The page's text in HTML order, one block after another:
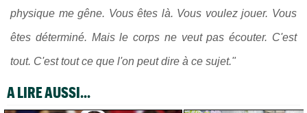
physique me gêne. Vous êtes là. Vous voulez jouer. Vous
êtes déterminé. Mais le corps ne veut pas écouter. C'est
tout. C'est tout ce que l'on peut dire à ce sujet."
A LIRE AUSSI...